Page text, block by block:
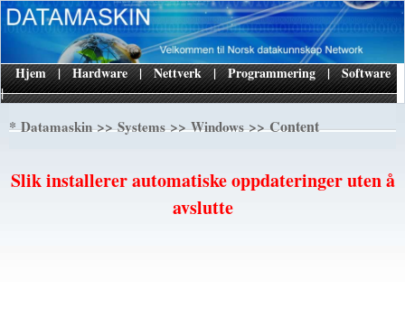
|
Hjem | Hardware | Nettverk | Programmering | Software
*Datamaskin>>Systems>>Windows>> Content
Slik installerer automatiske oppdateringer uten å
avslutte